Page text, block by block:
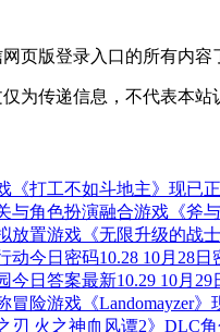
页版登录入口的所有内容
为传递信息，不代表本站
《打工不如斗地主》现已
与角色扮演融合游戏《斧
放置游戏《无限升级的战
动今日密码10.28 10月28
今日答案最新10.29 10月
冒险游戏《Landomayzer》
刃 火之神血风谭2》DLC